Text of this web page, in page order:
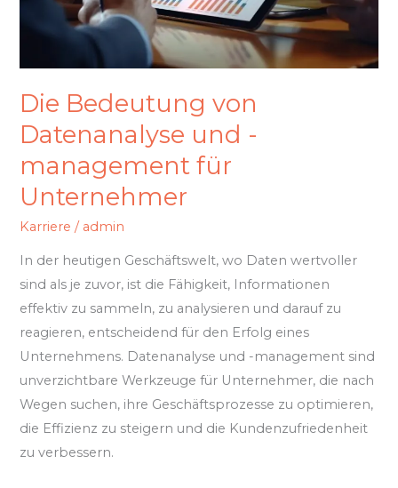
Die Bedeutung von
Datenanalyse und -
management für
Unternehmer
Karriere / admin
In der heutigen Geschäftswelt, wo Daten wertvoller
sind als je zuvor, ist die Fähigkeit, Informationen
effektiv zu sammeln, zu analysieren und darauf zu
reagieren, entscheidend für den Erfolg eines
Unternehmens. Datenanalyse und -management sind
unverzichtbare Werkzeuge für Unternehmer, die nach
Wegen suchen, ihre Geschäftsprozesse zu optimieren,
die Effizienz zu steigern und die Kundenzufriedenheit
zu verbessern.
management
Unternehmer